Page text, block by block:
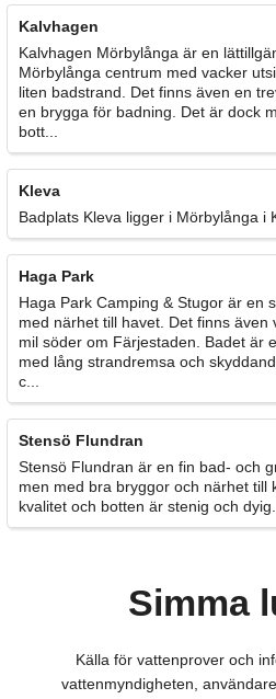
Kalvhagen
Kalvhagen Mörbylånga är en
Mörbylånga centrum med vacker
liten badstrand. Det finns även en
en brygga för badning. Det är dock
bott...
Kleva
Badplats Kleva ligger i Mörbylånga i
Haga Park
Haga Park Camping & Stugor är en
med närhet till havet. Det finns även
mil söder om Färjestaden. Badet är
med lång strandremsa och
c...
Stensö Flundran
Stensö Flundran är en fin bad- och
men med bra bryggor och närhet till
kvalitet och botten är stenig och dyig.
Simma
Källa för vattenprover och
vattenmyndigheten,